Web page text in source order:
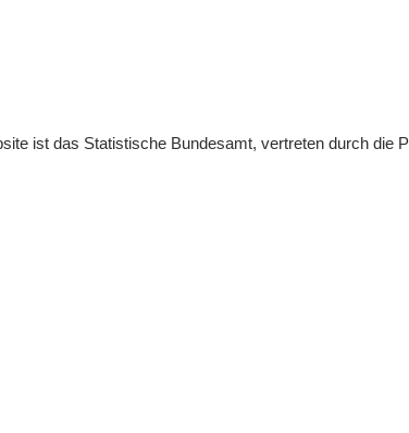
ist das Statistische Bundesamt, vertreten durch die